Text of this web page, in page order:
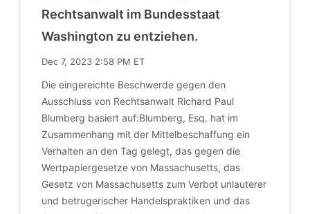
Rechtsanwalt im Bundesstaat
Washington zu entziehen.
Dec 7, 2023 2:58 PM ET
Die eingereichte Beschwerde gegen den
Ausschluss von Rechtsanwalt Richard Paul
Blumberg basiert auf:Blumberg, Esq. hat im
Zusammenhang mit der Mittelbeschaffung ein
Verhalten an den Tag gelegt, das gegen die
Wertpapiergesetze von Massachusetts, das
Gesetz von Massachusetts zum Verbot unlauterer
und betrugerischer Handelspraktiken und das